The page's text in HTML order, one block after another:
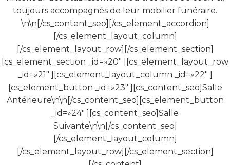
toujours accompagnés de leur mobilier funéraire.
\n\n[/cs_content_seo][/cs_element_accordion]
[/cs_element_layout_column]
[/cs_element_layout_row][/cs_element_section]
[cs_element_section _id=»20″ ][cs_element_layout_row
_id=»21″ ][cs_element_layout_column _id=»22″ ]
[cs_element_button _id=»23″ ][cs_content_seo]Salle
Antérieure\n\n[/cs_content_seo][cs_element_button
_id=»24″ ][cs_content_seo]Salle
Suivante\n\n[/cs_content_seo]
[/cs_element_layout_column]
[/cs_element_layout_row][/cs_element_section]